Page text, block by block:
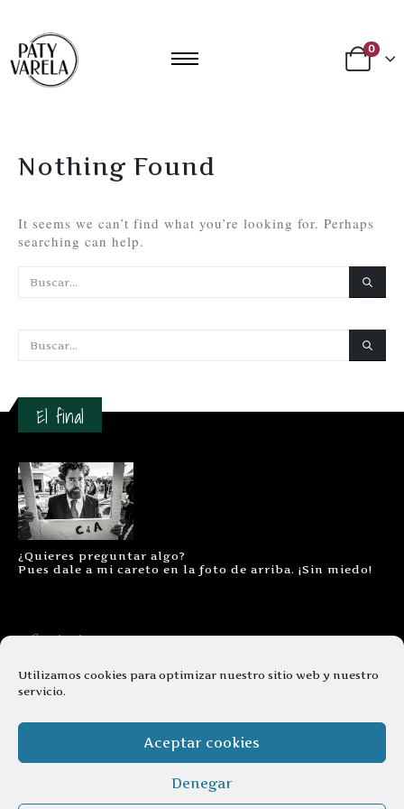
Utilizamos cookies para optimizar nuestro sitio web y nuestro
servicio.
Aceptar cookies
Denegar
0
Nothing Found
It seems we can’t find what you’re looking for. Perhaps
searching can help.
El final
¿Quieres preguntar algo?
Pues dale a mi careto en la foto de arriba. ¡Sin miedo!
Contacto
Aviso legal